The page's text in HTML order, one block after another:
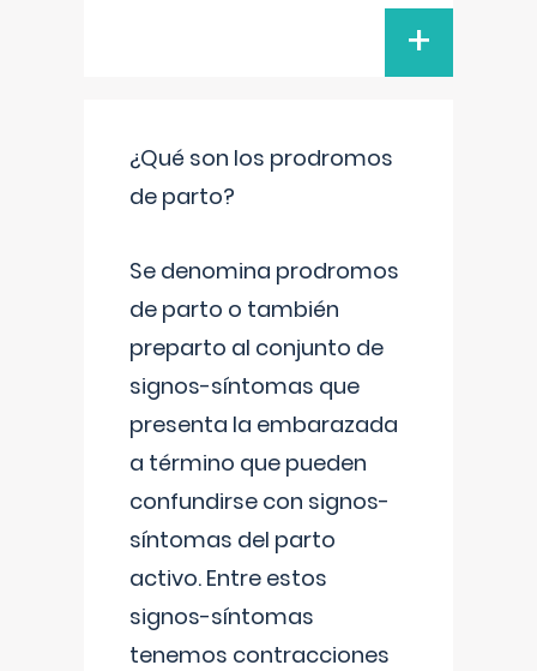
+
¿Qué son los prodromos
de parto?
Se denomina prodromos
de parto o también
preparto al conjunto de
signos-síntomas que
presenta la embarazada
a término que pueden
confundirse con signos-
síntomas del parto
activo. Entre estos
signos-síntomas
tenemos contracciones